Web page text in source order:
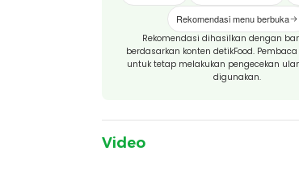
Rekomendasi menu berbuka
Rekomendasi dihasilkan dengan
berdasarkan konten detikFood.
untuk tetap melakukan pengecekan
digunakan.
Video